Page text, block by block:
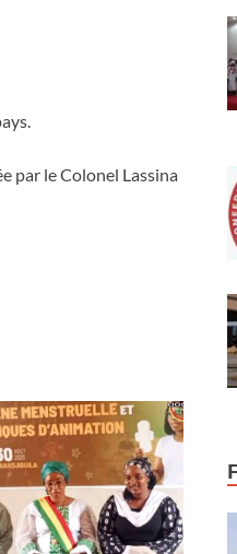
par le Colonel Lassina